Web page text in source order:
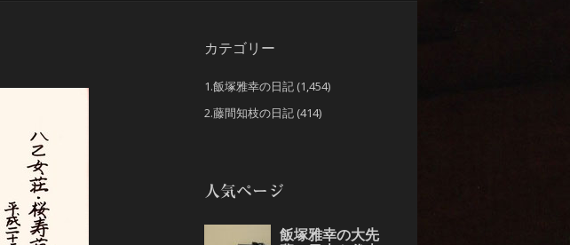
カテゴリー
1.飯塚雅幸の日記 (1,454)
2.藤間知枝の日記 (414)
人気ページ